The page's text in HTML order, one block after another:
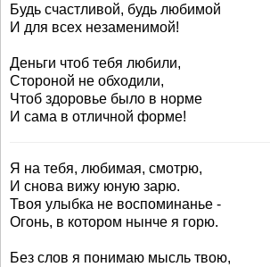
Будь счастливой, будь любимой
И для всех незаменимой!
Деньги чтоб тебя любили,
Стороной не обходили,
Чтоб здоровье было в норме
И сама в отличной форме!
Я на тебя, любимая, смотрю,
И снова вижу юную зарю.
Твоя улыбка не воспоминанье -
Огонь, в котором нынче я горю.
Без слов я понимаю мысль твою,